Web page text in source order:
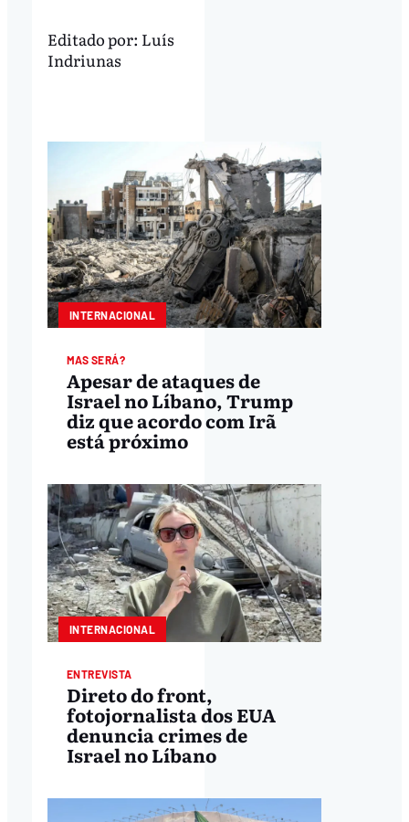
Editado por: Luís
Indriunas
INTERNACIONAL
MAS SERÁ?
Apesar de ataques de
Israel no Líbano, Trump
diz que acordo com Irã
está próximo
INTERNACIONAL
ENTREVISTA
Direto do front,
fotojornalista dos EUA
denuncia crimes de
Israel no Líbano